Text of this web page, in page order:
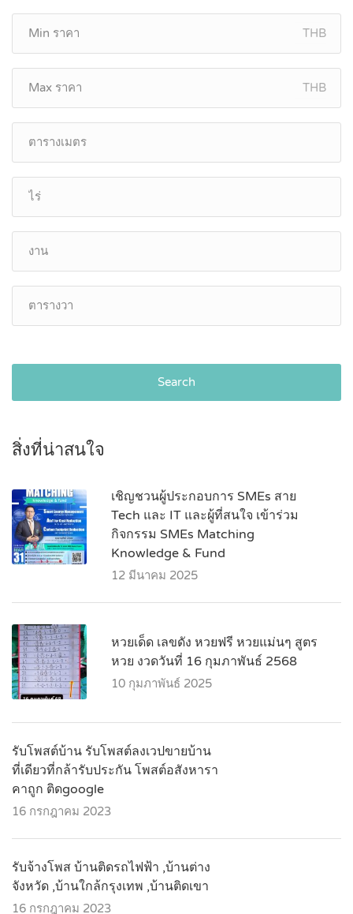
THB
THB
Search
สิ่งที่น่าสนใจ
เชิญชวนผู้ประกอบการ SMEs สาย
Tech และ IT และผู้ที่สนใจ เข้าร่วม
กิจกรรม SMEs Matching
Knowledge & Fund
12 มีนาคม 2025
หวยเด็ด เลขดัง หวยฟรี หวยแม่นๆ สูตร
หวย งวดวันที่ 16 กุมภาพันธ์ 2568
10 กุมภาพันธ์ 2025
รับโพสต์บ้าน รับโพสต์ลงเวปขายบ้าน
ที่เดียวที่กล้ารับประกัน โพสต์อสังหารา
คาถูก ติดgoogle
16 กรกฎาคม 2023
รับจ้างโพส บ้านติดรถไฟฟ้า ,บ้านต่าง
จังหวัด ,บ้านใกล้กรุงเทพ ,บ้านติดเขา
16 กรกฎาคม 2023